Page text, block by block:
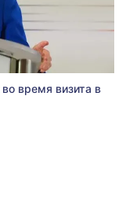
время визита в